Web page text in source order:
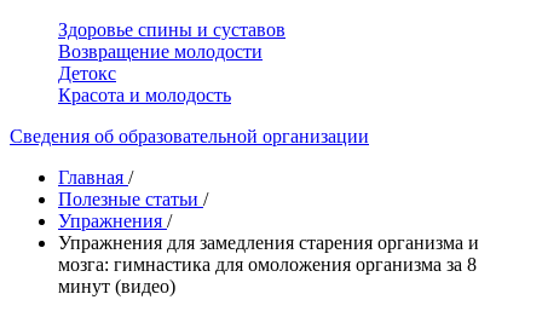
Здоровье спины и суставов
Возвращение молодости
Детокс
Красота и молодость
Сведения об образовательной организации
Главная /
Полезные статьи /
Упражнения /
Упражнения для замедления старения организма и
мозга: гимнастика для омоложения организма за 8
минут (видео)